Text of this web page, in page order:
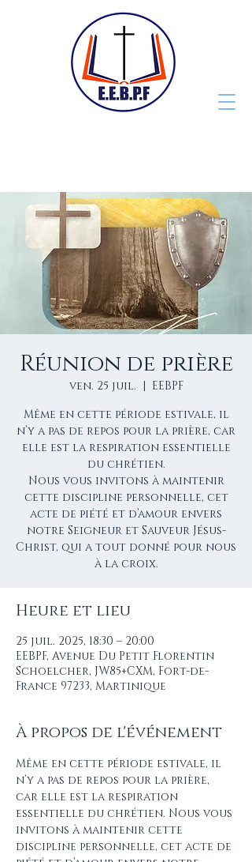
Réunion de prière
ven. 25 juil.
  |
EEBPF
Même en cette période estivale, il
n’y a pas de repos pour la prière, car
elle est la respiration essentielle
du chrétien.
Nous vous invitons à maintenir
cette discipline personnelle, cet
acte de piété et d’amour envers
notre Seigneur et Sauveur Jésus-
Christ, qui a tout donné pour nous
à la croix.
Heure et lieu
25 juil. 2025, 18:30 – 20:00
EEBPF, Avenue Du Petit Florentin
Schoelcher, JW85+CXM, Fort-de-
France 97233, Martinique
À propos de l'événement
Même en cette période estivale, il
n’y a pas de repos pour la prière,
car elle est la respiration
essentielle du chrétien. Nous vous
invitons à maintenir cette
discipline personnelle, cet acte de